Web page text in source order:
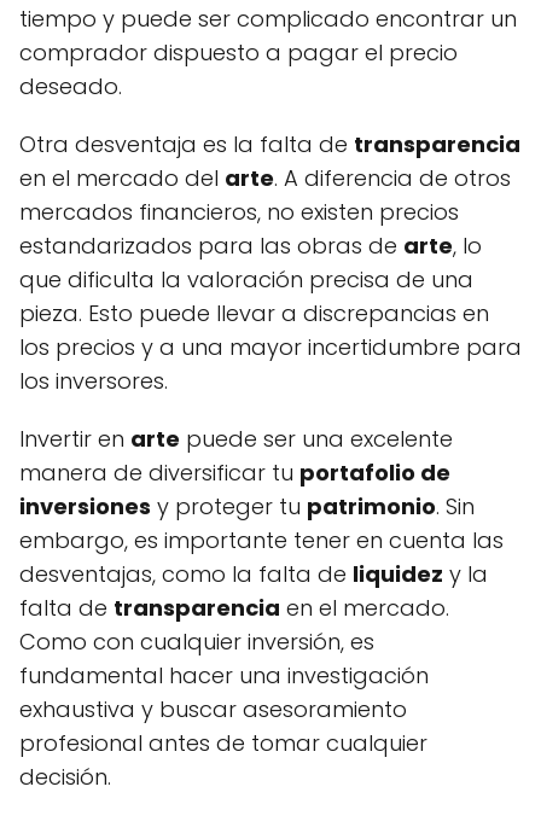
tiempo y puede ser complicado encontrar un
comprador dispuesto a pagar el precio
deseado.
Otra desventaja es la falta de transparencia
en el mercado del arte. A diferencia de otros
mercados financieros, no existen precios
estandarizados para las obras de arte, lo
que dificulta la valoración precisa de una
pieza. Esto puede llevar a discrepancias en
los precios y a una mayor incertidumbre para
los inversores.
Invertir en arte puede ser una excelente
manera de diversificar tu portafolio de
inversiones y proteger tu patrimonio. Sin
embargo, es importante tener en cuenta las
desventajas, como la falta de liquidez y la
falta de transparencia en el mercado.
Como con cualquier inversión, es
fundamental hacer una investigación
exhaustiva y buscar asesoramiento
profesional antes de tomar cualquier
decisión.